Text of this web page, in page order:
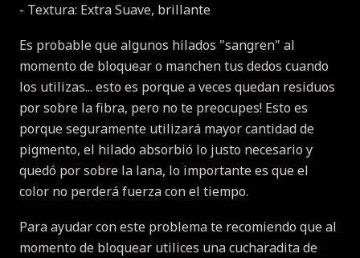
- Textura: Extra Suave, brillante
Es probable que algunos hilados "sangren" al
momento de bloquear o manchen tus dedos cuando
los utilizas... esto es porque a veces quedan residuos
por sobre la fibra, pero no te preocupes! Esto es
porque seguramente utilizará mayor cantidad de
pigmento, el hilado absorbió lo justo necesario y
quedó por sobre la lana, lo importante es que el
color no perderá fuerza con el tiempo.
Para ayudar con este problema te recomiendo que al
momento de bloquear utilices una cucharadita de